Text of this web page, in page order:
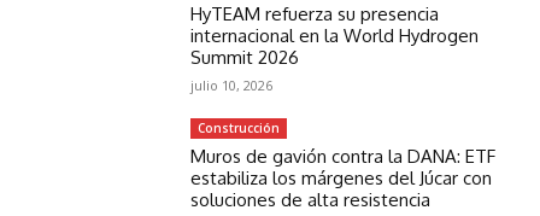
HyTEAM refuerza su presencia
internacional en la World Hydrogen
Summit 2026
julio 10, 2026
Construcción
Muros de gavión contra la DANA: ETF
estabiliza los márgenes del Júcar con
soluciones de alta resistencia